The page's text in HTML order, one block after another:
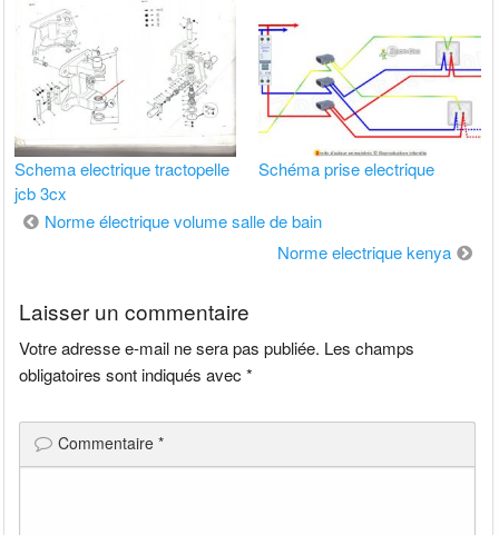
Schema electrique tractopelle
jcb 3cx
Schéma prise electrique
Navigation
Norme électrique volume salle de bain
Norme electrique kenya
Laisser un commentaire
Votre adresse e-mail ne sera pas publiée. Les champs
obligatoires sont indiqués avec*
Commentaire*